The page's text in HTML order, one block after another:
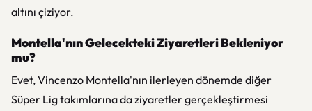
altını çiziyor.
Montella'nın Gelecekteki Ziyaretleri Bekleniyor
mu?
Evet, Vincenzo Montella'nın ilerleyen dönemde diğer
Süper Lig takımlarına da ziyaretler gerçekleştirmesi